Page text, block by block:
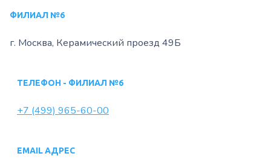
ФИЛИАЛ №6
г. Москва, Керамический проезд 49Б
ТЕЛЕФОН - ФИЛИАЛ №6
+7 (499) 965-60-00
EMAIL АДРЕС